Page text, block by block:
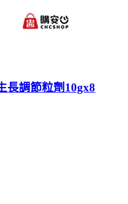
長調節粒劑10gx8